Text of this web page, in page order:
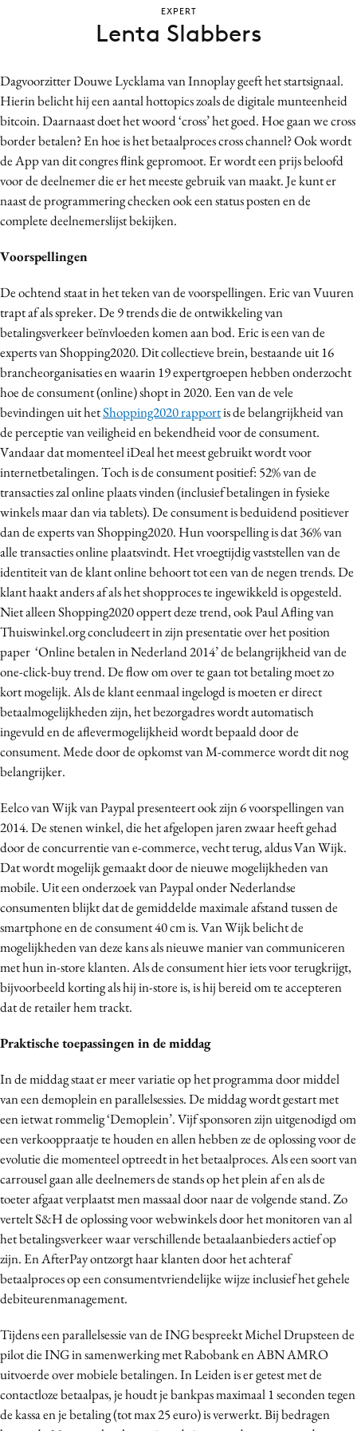
Contentmarketing
Craft
Customer Experience
Data & Insights
Design
Digital transformation
Diversiteit
Effectiviteit
Influencer marketing
Interne communicatie
Martech
Media
Merkstrategie
PR
Programmatic
Purpose Marketing
Reputatie & crisis
Dagvoorzitter Douwe Lycklama van Innoplay geeft het startsignaal.
Hierin belicht hij een aantal hottopics zoals de digitale munteenheid
bitcoin. Daarnaast doet het woord ‘cross’ het goed. Hoe gaan we cross
border betalen? En hoe is het betaalproces cross channel? Ook wordt
de App van dit congres flink gepromoot. Er wordt een prijs beloofd
voor de deelnemer die er het meeste gebruik van maakt. Je kunt er
naast de programmering checken ook een status posten en de
complete deelnemerslijst bekijken.
Voorspellingen
De ochtend staat in het teken van de voorspellingen. Eric van Vuuren
trapt af als spreker. De 9 trends die de ontwikkeling van
betalingsverkeer beïnvloeden komen aan bod. Eric is een van de
experts van Shopping2020. Dit collectieve brein, bestaande uit 16
brancheorganisaties en waarin 19 expertgroepen hebben onderzocht
hoe de consument (online) shopt in 2020. Een van de vele
bevindingen uit hetShopping2020 rapportis de belangrijkheid van
de perceptie van veiligheid en bekendheid voor de consument.
Vandaar dat momenteel iDeal het meest gebruikt wordt voor
internetbetalingen. Toch is de consument positief: 52% van de
transacties zal online plaats vinden (inclusief betalingen in fysieke
winkels maar dan via tablets). De consument is beduidend positiever
dan de experts van Shopping2020. Hun voorspelling is dat 36% van
alle transacties online plaatsvindt. Het vroegtijdig vaststellen van de
identiteit van de klant online behoort tot een van de negen trends. De
klant haakt anders af als het shopproces te ingewikkeld is opgesteld.
Niet alleen Shopping2020 oppert deze trend, ook Paul Afling van
Thuiswinkel.org concludeert in zijn presentatie over het position
paper ‘Online betalen in Nederland 2014’ de belangrijkheid van de
one-click-buy trend. De flow om over te gaan tot betaling moet zo
kort mogelijk. Als de klant eenmaal ingelogd is moeten er direct
betaalmogelijkheden zijn, het bezorgadres wordt automatisch
ingevuld en de aflevermogelijkheid wordt bepaald door de
consument. Mede door de opkomst van M-commerce wordt dit nog
belangrijker.
Eelco van Wijk van Paypal presenteert ook zijn 6 voorspellingen van
2014. De stenen winkel, die het afgelopen jaren zwaar heeft gehad
door de concurrentie van e-commerce, vecht terug, aldus Van Wijk.
Dat wordt mogelijk gemaakt door de nieuwe mogelijkheden van
mobile. Uit een onderzoek van Paypal onder Nederlandse
consumenten blijkt dat de gemiddelde maximale afstand tussen de
smartphone en de consument 40 cm is. Van Wijk belicht de
mogelijkheden van deze kans als nieuwe manier van communiceren
met hun in-store klanten. Als de consument hier iets voor terugkrijgt,
bijvoorbeeld korting als hij in-store is, is hij bereid om te accepteren
dat de retailer hem trackt.
Praktische toepassingen in de middag
In de middag staat er meer variatie op het programma door middel
van een demoplein en parallelsessies. De middag wordt gestart met
een ietwat rommelig ‘Demoplein’. Vijf sponsoren zijn uitgenodigd om
een verkooppraatje te houden en allen hebben ze de oplossing voor de
evolutie die momenteel optreedt in het betaalproces. Als een soort van
carrousel gaan alle deelnemers de stands op het plein af en als de
toeter afgaat verplaatst men massaal door naar de volgende stand. Zo
vertelt S&H de oplossing voor webwinkels door het monitoren van al
het betalingsverkeer waar verschillende betaalaanbieders actief op
zijn. En AfterPay ontzorgt haar klanten door het achteraf
betaalproces op een consumentvriendelijke wijze inclusief het gehele
debiteurenmanagement.
Tijdens een parallelsessie van de ING bespreekt Michel Drupsteen de
pilot die ING in samenwerking met Rabobank en ABN AMRO
uitvoerde over mobiele betalingen. In Leiden is er getest met de
contactloze betaalpas, je houdt je bankpas maximaal 1 seconden tegen
de kassa en je betaling (tot max 25 euro) is verwerkt. Bij bedragen
EXPERT
Lenta Slabbers